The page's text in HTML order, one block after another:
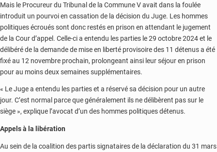
Mais le Procureur du Tribunal de la Commune V avait dans la foulée
introduit un pourvoi en cassation de la décision du Juge. Les hommes
politiques écroués sont donc restés en prison en attendant le jugement
de la Cour d’appel. Celle-ci a entendu les parties le 29 octobre 2024 et le
délibéré de la demande de mise en liberté provisoire des 11 détenus a été
fixé au 12 novembre prochain, prolongeant ainsi leur séjour en prison
pour au moins deux semaines supplémentaires.
« Le Juge a entendu les parties et a réservé sa décision pour un autre
jour. C’est normal parce que généralement ils ne délibèrent pas sur le
siège », explique l’avocat d’un des hommes politiques détenus.
Appels à la libération
Au sein de la coalition des partis signataires de la déclaration du 31 mars